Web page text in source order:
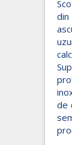
din
de